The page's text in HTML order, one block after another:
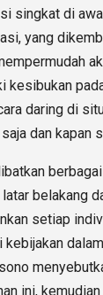
singkat di
yang
kesibukan
daring di
dan kapan
belakang
setiap
kebijakan
ini,